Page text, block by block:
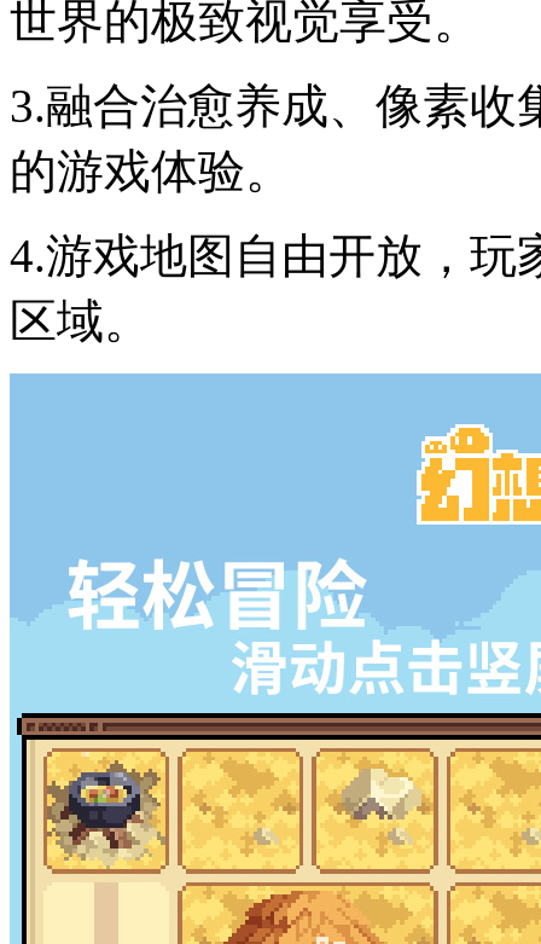
世界的极致视觉享受。
3.融合治愈养成、像素
的游戏体验。
4.游戏地图自由开放，玩
区域。